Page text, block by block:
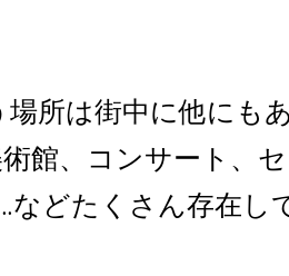
場所は街中に他にも
館、コンサート、
などたくさん存在し